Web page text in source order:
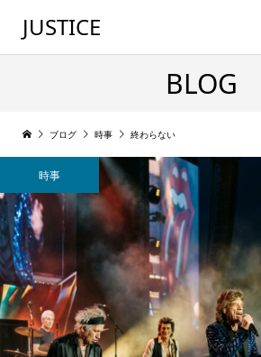
JUSTICE
BLOG
ブログ 時事 終わらない
時事